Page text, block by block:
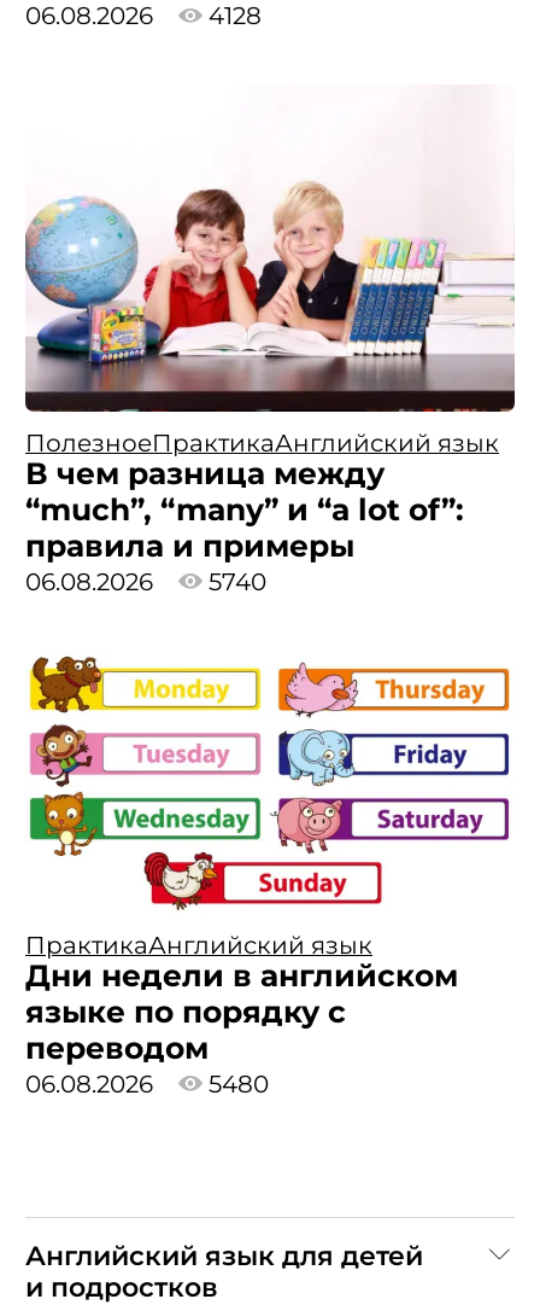
06.08.2026 4128
ПолезноеПрактикаАнглийский язык
В чем разница между
“much”, “many” и “a lot of”:
правила и примеры
06.08.2026 5740
ПрактикаАнглийский язык
Дни недели в английском
языке по порядку с
переводом
06.08.2026 5480
Английский язык для детей
и подростков